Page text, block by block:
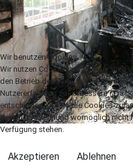
Wir benutzen Cookies
Wir nutzen Cookies auf unserer
den Betrieb der Seite, während
Nutzererfahrung zu verbessern
entscheiden, ob Sie die Cookies
bei einer Ablehnung womöglich nicht
Verfügung stehen.
Akzeptieren Ablehnen